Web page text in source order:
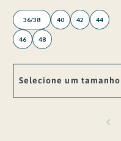
36/38 40 42 44
46 48
Selecione um tamanho